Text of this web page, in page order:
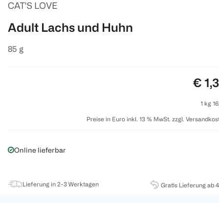
CAT'S LOVE
Adult Lachs und Huhn
85 g
€
1 kg
Preise in Euro inkl. 13 % MwSt. zzgl.
Online lieferbar
Lieferung in 2-3 Werktagen Gratis Lieferung ab